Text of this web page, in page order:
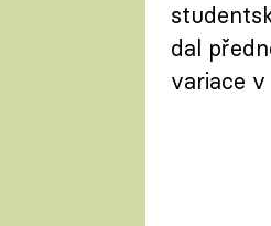
dal
variace